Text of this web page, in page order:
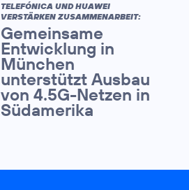
TELEFÓNICA UND HUAWEI
VERSTÄRKEN ZUSAMMENARBEIT:
Gemeinsame
Entwicklung in
München
unterstützt Ausbau
von 4.5G-Netzen in
Südamerika